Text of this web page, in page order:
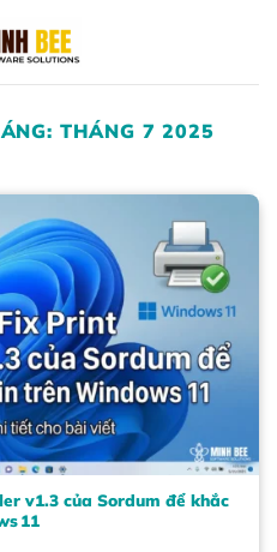
THÁNG 7 2025
v1.3 của Sordum để khắc
11